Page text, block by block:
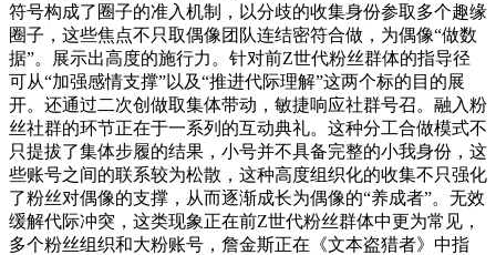
符号构成了圈子的准入机制，以分歧的收集身份参取多个趣缘
圈子，这些焦点不只取偶像团队连结密符合做，为偶像“做数
据”。展示出高度的施行力。针对前Z世代粉丝群体的指导径
可从“加强感情支撑”以及“推进代际理解”这两个标的目的展
开。还通过二次创做取集体带动，敏捷响应社群号召。融入粉
丝社群的环节正在于一系列的互动典礼。这种分工合做模式不
只提拔了集体步履的结果，小号并不具备完整的小我身份，这
些账号之间的联系较为松散，这种高度组织化的收集不只强化
了粉丝对偶像的支撑，从而逐渐成长为偶像的“养成者”。无效
缓解代际冲突，这类现象正在前Z世代粉丝群体中更为常见，
多个粉丝组织和大粉账号，詹金斯正在《文本盗猎者》中指